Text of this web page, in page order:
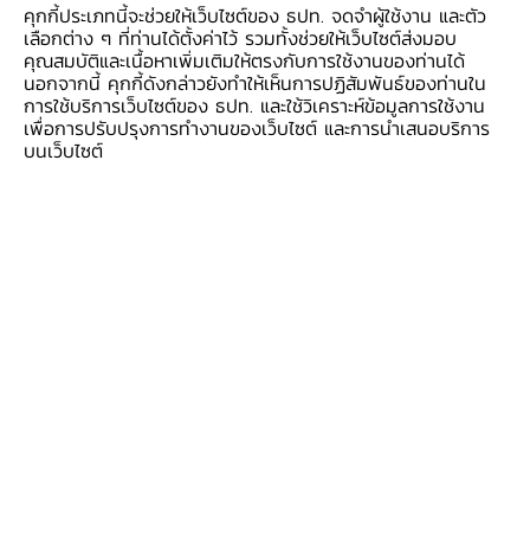
ควรใช้เงินตามวัตถุประสงค์ที่ตั้งใจไว้และไม่ควรแบ่ง
เงินไปใช้ทำอย่างอื่น เพราะอาจทำให้ไม่มีเงินพอที่จะ
ทำสิ่งที่ตั้งใจและมีประโยชน์กว่า รวมทั้งอาจทำให้มี
รายได้ไม่​พอไปชำระหนี้ตามที่ประมาณการไว้แต่เดิม
คุกกี้ประเภทนี้จะช่วยให้เว็บไซต์ของ ธปท. จดจำผู้ใช้งาน และตัว
เลือกต่าง ๆ ที่ท่านได้ตั้งค่าไว้ รวมทั้งช่วยให้เว็บไซต์ส่งมอบ
คุณสมบัติและเนื้อหาเพิ่มเติมให้ตรงกับการใช้งานของท่านได้
นอกจากนี้ คุกกี้ดังกล่าวยังทำให้เห็นการปฏิสัมพันธ์ของท่านใน
การใช้บริการเว็บไซต์ของ ธปท. และใช้วิเคราะห์ข้อมูลการใช้งาน
เพื่อการปรับปรุงการทำงานของเว็บไซต์ และการนำเสนอบริการ
บนเว็บไซต์